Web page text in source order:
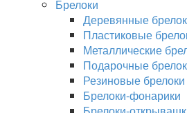
Брелоки
Деревянные
Пластиковые
Металлические
Подарочные
Резиновые брелоки
Брелоки-фонарики